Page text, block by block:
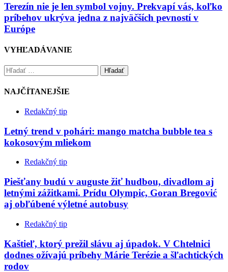
Terezín nie je len symbol vojny. Prekvapí vás, koľko
príbehov ukrýva jedna z najväčších pevností v
Európe
VYHĽADÁVANIE
Hľadať
NAJČÍTANEJŠIE
Redakčný tip
Letný trend v pohári: mango matcha bubble tea s
kokosovým mliekom
Redakčný tip
Piešťany budú v auguste žiť hudbou, divadlom aj
letnými zážitkami. Prídu Olympic, Goran Bregović
aj obľúbené výletné autobusy
Redakčný tip
Kaštieľ, ktorý prežil slávu aj úpadok. V Chtelnici
dodnes ožívajú príbehy Márie Terézie a šľachtických
rodov